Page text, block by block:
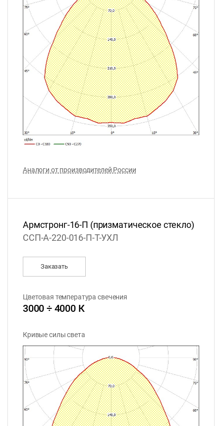
Аналоги от производителей России
Армстронг-16-П (призматическое стекло)
ССП-А-220-016-П-Т-УХЛ
Заказать
Цветовая температура свечения
3000 ÷ 4000 К
Кривые силы света